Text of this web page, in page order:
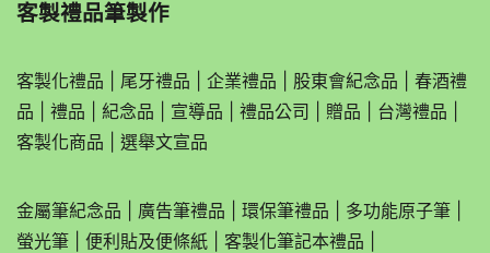
客製禮品筆製作
客製化禮品 尾牙禮品 企業禮品 股東會紀念品
春酒禮
品
禮品 紀念品 宣導品 禮品公司 贈品 台灣禮品
客製化商品
選舉文宣品
金屬筆紀念品 廣告筆禮品 環保筆禮品 多功能原子筆
螢光筆
便利貼及便條紙 客製化筆記本禮品